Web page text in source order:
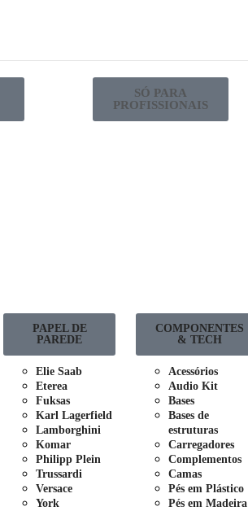
SÓ PARA
PROFISSIONAIS
PAPEL DE
PAREDE
Elie Saab
Eterea
Fuksas
Karl Lagerfield
Lamborghini
Komar
Philipp Plein
Trussardi
Versace
York
COMPONENTES
& TECH
Acessórios
Audio Kit
Bases
Bases de
estruturas
Carregadores
Complementos
Camas
Pés em Plástico
Pés em Madeira